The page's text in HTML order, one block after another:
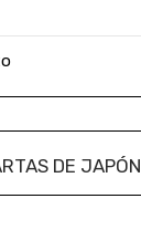
DE JAPÓN